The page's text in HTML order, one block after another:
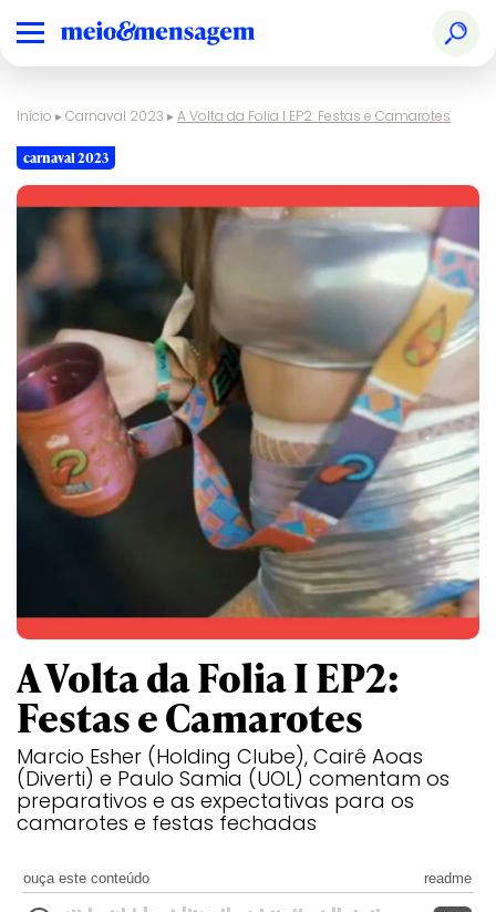
Início ▸Carnaval 2023 ▸A Volta da Folia I EP2: Festas e Camarotes
carnaval 2023
A Volta da Folia I EP2:
Festas e Camarotes
Marcio Esher (Holding Clube), Cairê Aoas
(Diverti) e Paulo Samia (UOL) comentam os
preparativos e as expectativas para os
camarotes e festas fechadas
ouça este conteúdo readme